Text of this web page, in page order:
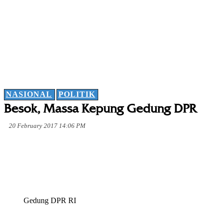
NASIONAL POLITIK
Besok, Massa Kepung Gedung DPR
20 February 2017 14:06 PM
Gedung DPR RI